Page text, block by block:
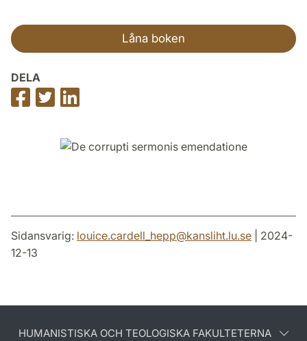
Låna boken
DELA
Dela
på
Dela
på
på
Sidansvarig: louice.cardell_hepp@kansliht.lu.se | 2024-
12-13
HUMANISTISKA OCH TEOLOGISKA FAKULTETERNA